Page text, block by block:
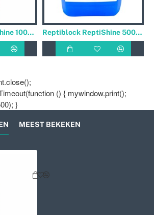
Reptiblock ReptiShine 1000ml Glasreiniger Reptiblock ReptiShine 5000ml Glasreiniger
() { mywindow.print();
}
MEEST BEKEKEN